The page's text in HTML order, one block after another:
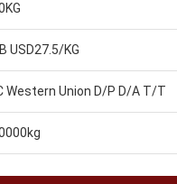
USD27.5/KG
Western Union D/P D/A T/T